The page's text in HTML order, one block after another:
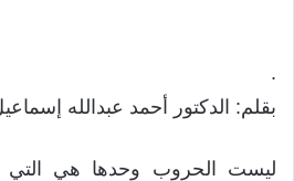
.
بقلم: الدكتور أحمد عبدالله
ليست الحروب وحدها هي التي